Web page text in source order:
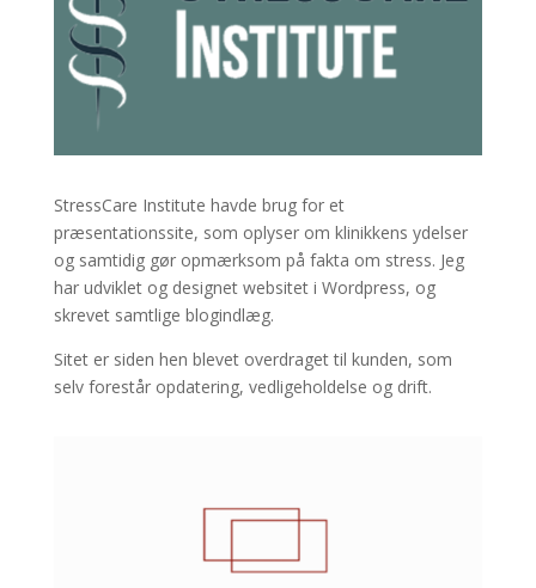
StressCare Institute havde brug for et
præsentationssite, som oplyser om klinikkens ydelser
og samtidig gør opmærksom på fakta om stress. Jeg
har udviklet og designet websitet i Wordpress, og
skrevet samtlige blogindlæg.
Sitet er siden hen blevet overdraget til kunden, som
selv forestår opdatering, vedligeholdelse og drift.